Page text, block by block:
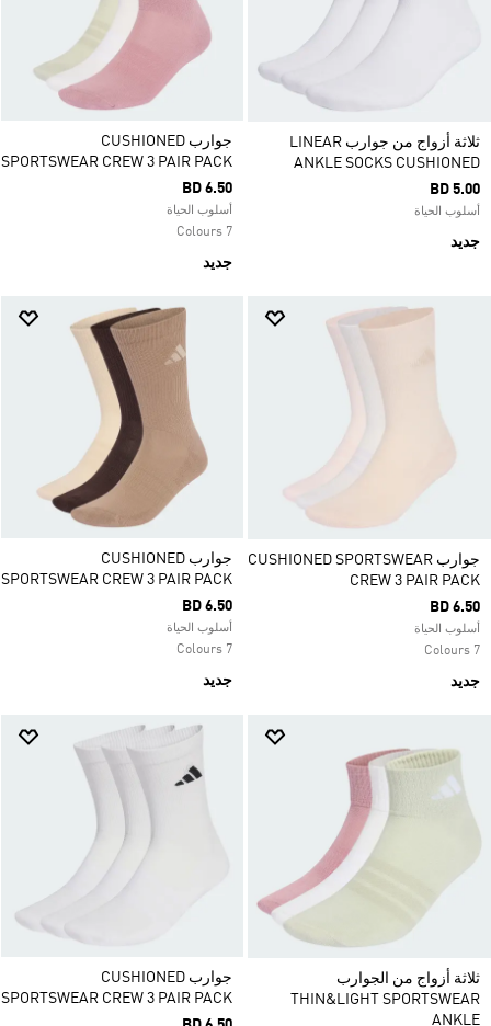
ثلاثة أزواج من جوارب LINEAR
ANKLE SOCKS CUSHIONED
BD 5.00
أسلوب الحياة
جديد
جوارب CUSHIONED
SPORTSWEAR CREW 3 PAIR PACK‏
BD 6.50
أسلوب الحياة
7 Colours
جديد
جوارب CUSHIONED SPORTSWEAR
CREW 3 PAIR PACK‏
BD 6.50
أسلوب الحياة
7 Colours
جديد
جوارب CUSHIONED
SPORTSWEAR CREW 3 PAIR PACK‏
BD 6.50
أسلوب الحياة
7 Colours
جديد
ثلاثة أزواج من الجوارب
THIN&LIGHT SPORTSWEAR
ANKLE
جوارب CUSHIONED
SPORTSWEAR CREW 3 PAIR PACK‏